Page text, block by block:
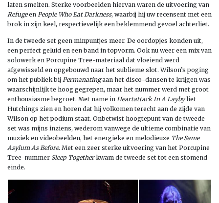
laten smelten. Sterke voorbeelden hiervan waren de uitvoering van
Refugeen People Who Eat Darkness, waarbij hij uw recensent met een
brok in zijn keel, respectievelijk een beklemmend gevoel achterliet.
In de tweede set geen minpuntjes meer. De oordopjes konden uit,
een perfect geluid en een band in topvorm. Ook nu weer een mix van
solowerk en Porcupine Tree-materiaal dat vloeiend werd
afgewisseld en opgebouwd naar het sublieme slot. Wilson’s poging
om het publiek bij Permanatingaan het disco-dansen te krijgen was
waarschijnlijk te hoog gegrepen, maar het nummer werd met groot
enthousiasme begroet. Met name in Heartattack In A Laybyliet
Hutchings zien en horen dat hij volkomen terecht aan de zijde van
Wilson op het podium staat. Onbetwist hoogtepunt van de tweede
set was mijns inziens, wederom vanwege de ultieme combinatie van
muziek en videobeelden, het energieke en melodieuze The Same
Asylum As Before. Met een zeer sterke uitvoering van het Porcupine
Tree-nummer Sleep Togetherkwam de tweede set tot een stomend
einde.